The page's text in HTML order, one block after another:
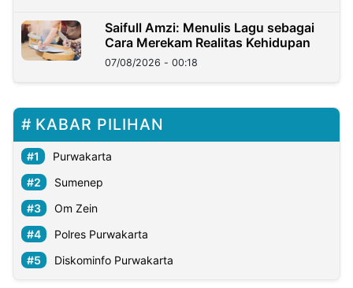
Saifull Amzi: Menulis Lagu sebagai
Cara Merekam Realitas Kehidupan
07/08/2026 - 00:18
KABAR PILIHAN
Purwakarta
Sumenep
Om Zein
Polres Purwakarta
Diskominfo Purwakarta